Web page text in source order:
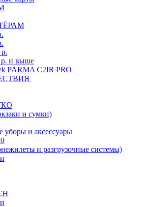
р. и выше
PARMA C2IR PRO
и сумки)
уборы и аксессуары
и разгрузочные системы)